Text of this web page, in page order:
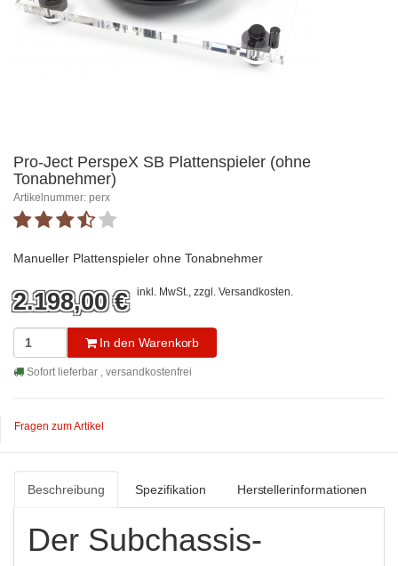
Pro-Ject PerspeX SB Plattenspieler (ohne
Tonabnehmer)
Artikelnummer: perx
Manueller Plattenspieler ohne Tonabnehmer
2.198,00 € inkl. MwSt., zzgl. Versandkosten.
In den Warenkorb
Sofort lieferbar , versandkostenfrei
Fragen zum Artikel
Beschreibung Spezifikation Herstellerinformationen
Der Subchassis-